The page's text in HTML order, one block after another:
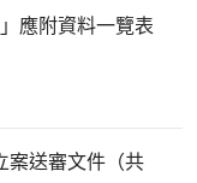
應附資料一覽表
案送審文件（共